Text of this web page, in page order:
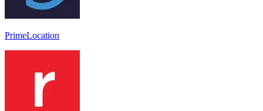
PrimeLocation